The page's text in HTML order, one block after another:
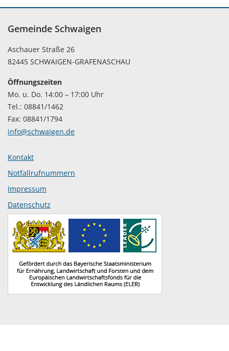
Gemeinde Schwaigen
Aschauer Straße 26
82445 SCHWAIGEN-GRAFENASCHAU
Öffnungszeiten
Mo. u. Do. 14:00 – 17:00 Uhr
Tel.: 08841/1462
Fax: 08841/1794
info@schwaigen.de
Kontakt
Notfallrufnummern
Impressum
Datenschutz